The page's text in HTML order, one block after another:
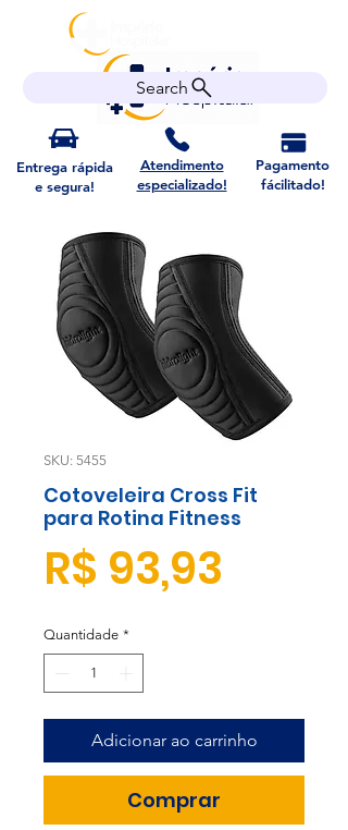
Search
Entrega rápida
e segura!
Atendimento
especializado!
Pagamento
fácilitado!
SKU: 5455
Cotoveleira Cross Fit
para Rotina Fitness
R$ 93,93
Quantidade *
Adicionar ao carrinho
Comprar